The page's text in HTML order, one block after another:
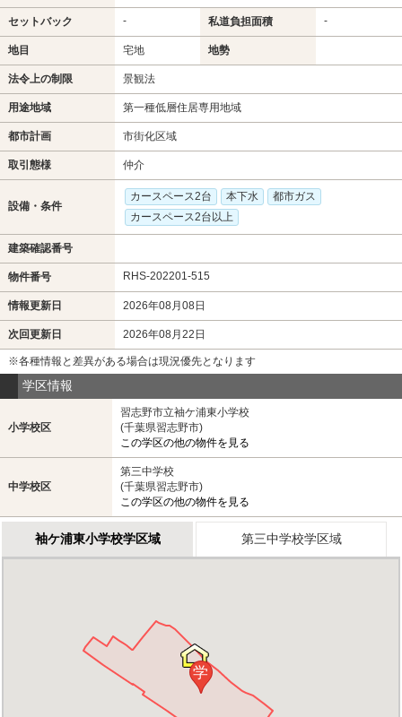
セットバック - 私道負担面積 -
地目 宅地 地勢
法令上の制限 景観法
用途地域 第一種低層住居専用地域
都市計画 市街化区域
取引態様 仲介
設備・条件
カースペース2台 本下水
都市ガス
カースペース2台以上
建築確認番号
物件番号 RHS-202201-515
情報更新日 2026年08月08日
次回更新日 2026年08月22日
※各種情報と差異がある場合は現況優先となります
学区情報
小学校区
習志野市立袖ケ浦東小学校
(千葉県習志野市)
この学区の他の物件を見る
中学校区
第三中学校
(千葉県習志野市)
この学区の他の物件を見る
袖ケ浦東小学校学区域 第三中学校学区域
学